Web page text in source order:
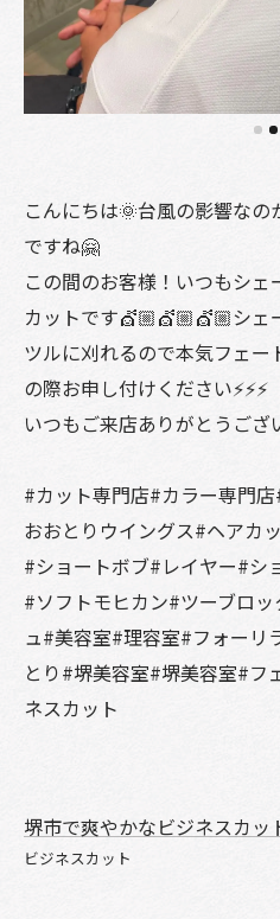
こんにちは🌞台風の影響な
ですね🤗
この間のお客様！いつもシ
カットです💇🏼💇🏼💇🏼シ
ツルに刈れるので本気フェ
の際お申し付けください⚡️⚡️⚡️
いつもご来店ありがとうござ
#カット専門店#カラー専門
おおとりウイングス#ヘアカ
#ショートボブ#レイヤー#シ
#ソフトモヒカン#ツーブロ
ュ#美容室#理容室#フォーリ
とり#堺美容室#堺美容室#フ
ネスカット
堺市で爽やかなビジネスカッ
ビジネスカット